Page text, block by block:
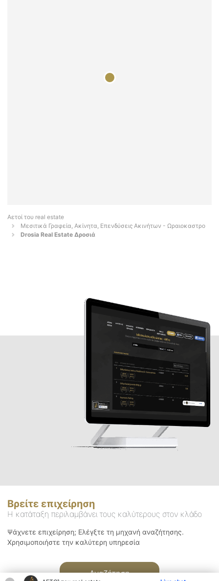
Αετοί του real estate
Μεσιτικά Γραφεία, Ακίνητα, Επενδύσεις Ακινήτων - Ωραιοκαστρο
Drosia Real Estate Δροσιά
Βρείτε επιχείρηση
Η κατάταξη περιλαμβάνει τους καλύτερους στον κλάδο
Ψάχνετε επιχείρηση; Ελέγξτε τη μηχανή αναζήτησης.
Χρησιμοποιήστε την καλύτερη υπηρεσία
Αναζήτηση